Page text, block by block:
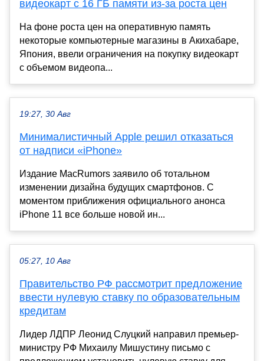
видеокарт с 16 ГБ памяти из-за роста цен
На фоне роста цен на оперативную память
некоторые компьютерные магазины в Акихабаре,
Япония, ввели ограничения на покупку видеокарт
с объемом видеопа...
19:27, 30 Авг
Минималистичный Apple решил отказаться
от надписи «iPhone»
Издание MacRumors заявило об тотальном
изменении дизайна будущих смартфонов. С
моментом приближения официального анонса
iPhone 11 все больше новой ин...
05:27, 10 Авг
Правительство РФ рассмотрит предложение
ввести нулевую ставку по образовательным
кредитам
Лидер ЛДПР Леонид Слуцкий направил премьер-
министру РФ Михаилу Мишустину письмо с